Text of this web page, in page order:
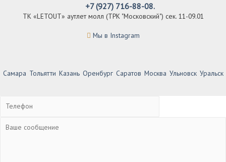
+7 (927) 716-88-08.
ТК «LETOUT» аутлет молл (ТРК "Московский") сек. 11-09.01
Мы в Instagram
Самара Тольятти Казань Оренбург Саратов Москва Ульновск Уральск